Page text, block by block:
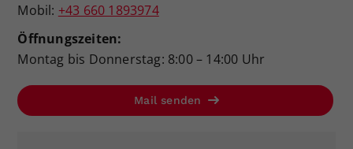
Mobil: +43 660 1893974
Öffnungszeiten:
Montag bis Donnerstag: 8:00 – 14:00 Uhr
Mail senden